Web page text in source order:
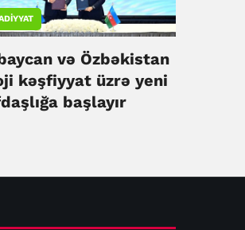
və Özbəkistan
kəşfiyyat üzrə yeni
başlayır